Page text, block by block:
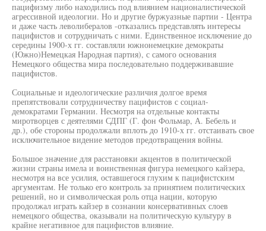
пацифизму либо находились под влиянием националистической
агрессивной идеологии. Но и другие буржуазные партии - Центра
и даже часть леволибералов -отказались представлять интересы
пацифистов и сотрудничать с ними. Единственное исключение до
середины 1900-х гг. составляли южнонемецкие демократы
(Южно)Немецкая Народная партия), с самого основания
Немецкого общества мира последовательно поддерживавшие
пацифистов.
Социальные и идеологические различия долгое время
препятствовали сотрудничеству пацифистов с социал-
демократами Германии. Несмотря на отдельные контакты
миротворцев с деятелями СДПГ (Г. фон Фольмар, А. Бебель и
др.), обе стороны продолжали вплоть до 1910-х гг. отстаивать свое
исключительное видение методов предотвращения войны.
Большое значение для расстановки акцентов в политической
жизни страны имела и воинственная фигура немецкого кайзера,
несмотря на все усилия, оставшегося глухим к пацифистским
аргументам. Не только его контроль за принятием политических
решений, но и символическая роль отца нации, которую
продолжал играть кайзер в сознании консервативных слоев
немецкого общества, оказывали на политическую культуру в
крайне негативное для пацифистов влияние.